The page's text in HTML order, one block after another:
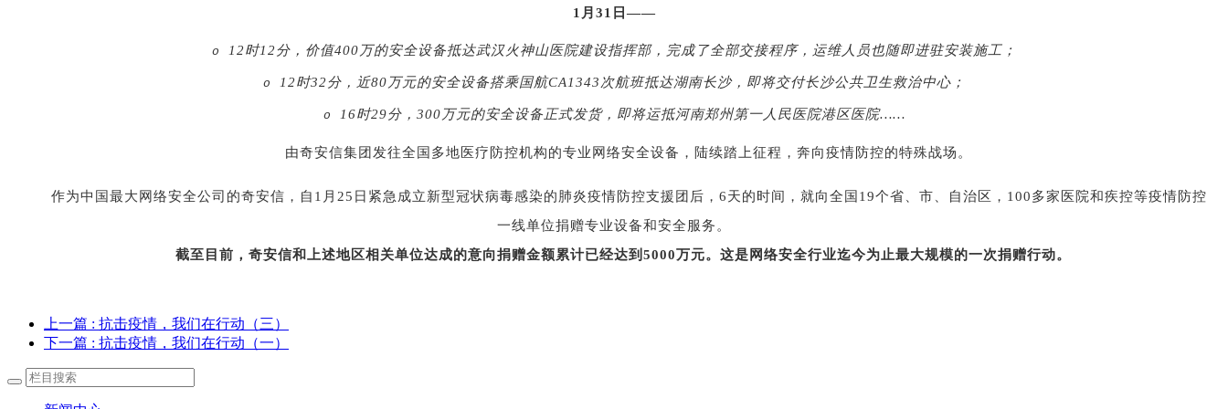
1月31日 ——
o 12时12分，价值400万的安全设备抵达武汉火神山医院建设指挥部，完成了全部交接程序，运维人员也随即进驻安装施工；
o 12时32分，近80万元的安全设备搭乘国航CA1343次航班抵达湖南长沙，即将交付长沙公共卫生救治中心；
o 16时29分，300万元的安全设备正式发货，即将运抵河南郑州第一人民医院港区医院……
由奇安信集团发往全国多地医疗防控机构的专业网络安全设备，陆续踏上征程，奔向疫情防控的特殊战场。
作为中国最大网络安全公司的奇安信，自 1月25日紧急成立新型冠状病毒感染的肺炎疫情防控支援团后，6天的时间，就向全国19个省、市、自治区，100多家医院和疾控等疫情防控
一线单位捐赠专业设备和安全服务。
截至目前，奇安信和上述地区相关单位达成的意向捐赠金额累计已经达到 5000万元。这是网络安全行业迄今为止最大规模的一次捐赠行动。
上一篇 : 抗击疫情，我们在行动（三）
下一篇 : 抗击疫情，我们在行动（一）